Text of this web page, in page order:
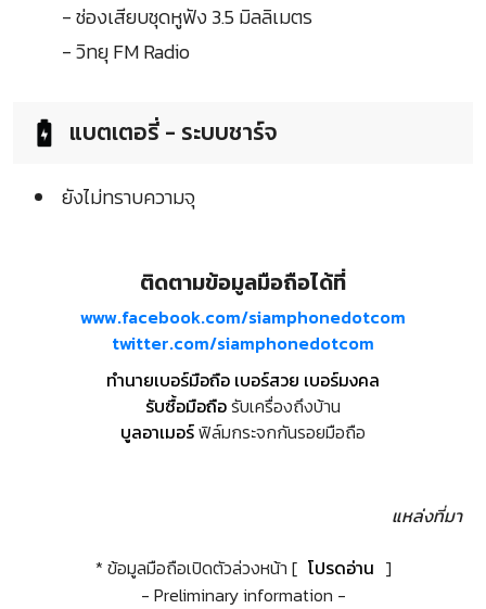
- ช่องเสียบชุดหูฟัง 3.5 มิลลิเมตร
- วิทยุ FM Radio
แบตเตอรี่ - ระบบชาร์จ
ยังไม่ทราบความจุ
ติดตามข้อมูลมือถือได้ที่
www.facebook.com/siamphonedotcom
twitter.com/siamphonedotcom
ทำนายเบอร์มือถือ เบอร์สวย เบอร์มงคล
รับซื้อมือถือรับเครื่องถึงบ้าน
บูลอาเมอร์ฟิล์มกระจกกันรอยมือถือ
แหล่งที่มา
* ข้อมูลมือถือเปิดตัวล่วงหน้า [ โปรดอ่าน ]
- Preliminary information -